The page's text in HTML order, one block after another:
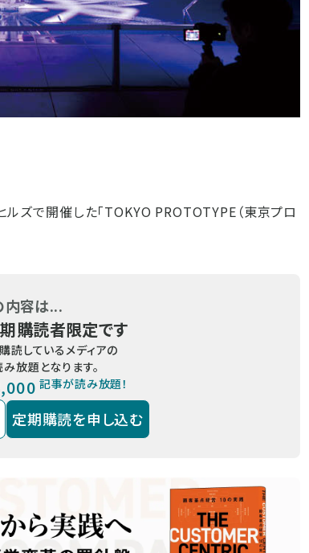
ズで開催した「TOKYO PROTOTYPE（東京プロ
内容は...
期購読者限定です
読しているメディアの
放題となります。
記事が読み放題！
定期購読を申し込む